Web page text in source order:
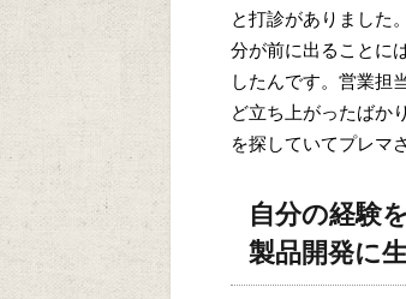
と打診がありました
分が前に出ることに
したんです。営業担
ど立ち上がったばか
を探していてプレマ
自分の経験を
製品開発に